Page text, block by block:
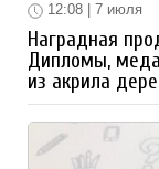
12:08 | 7 июля
Наградная
Дипломы,
из акрила